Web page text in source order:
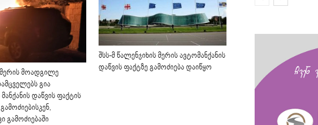
მოადგილე
გია
დაწვის ფაქტის
გამოძიებაში
შსს-მ წალენჯიხის მერის ავტომანქანის
დაწვის ფაქტზე გამოძიება დაიწყო